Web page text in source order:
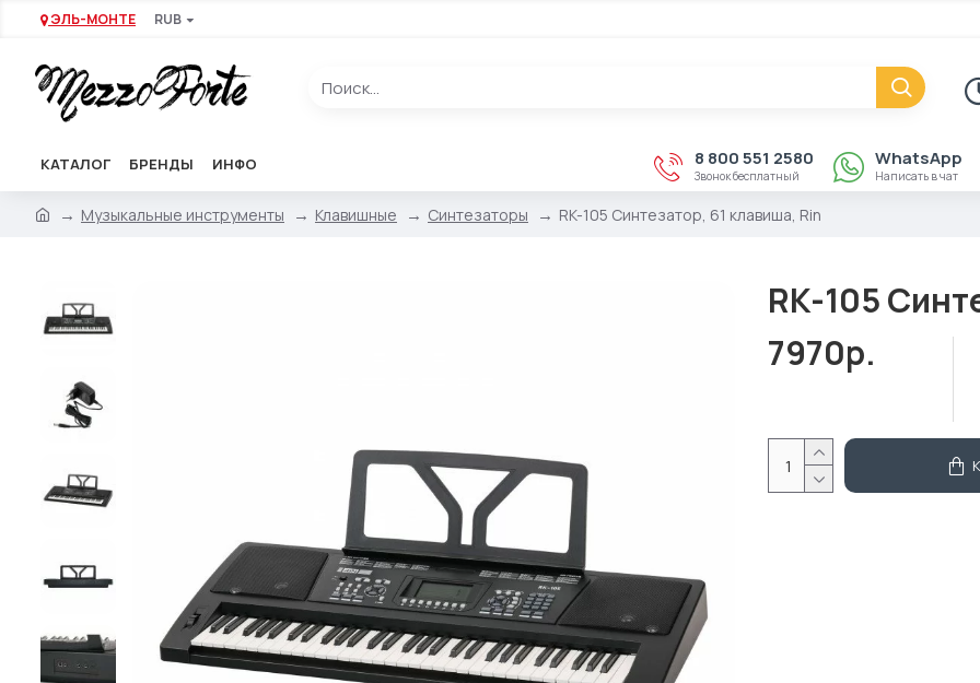
ЭЛЬ-МОНТЕ RUB
КАТАЛОГ БРЕНДЫ ИНФО 8 800 551 2580
Звонок бесплатный
WhatsApp
Написать в чат
Музыкальные инструменты Клавишные Синтезаторы RK-105 Синтезатор, 61 клавиша, Rin
RK-105
7970р.